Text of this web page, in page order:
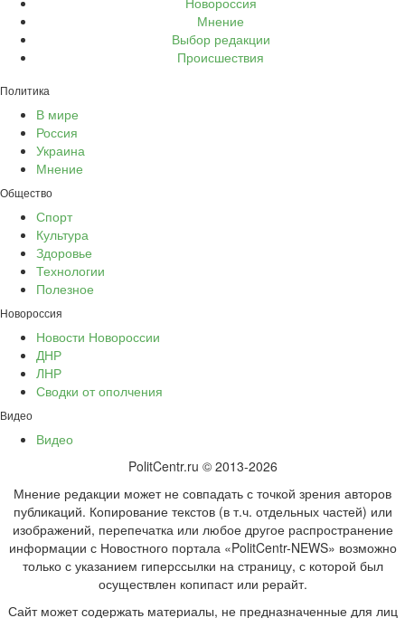
Мнение
Выбор редакции
Происшествия
Политика
В мире
Россия
Украина
Мнение
Общество
Спорт
Культура
Здоровье
Технологии
Полезное
Новороссия
Новости Новороссии
ДНР
ЛНР
Сводки от ополчения
Видео
Видео
PolitCentr.ru © 2013-2026
Мнение редакции может не совпадать с точкой зрения авторов
публикаций. Копирование текстов (в т.ч. отдельных частей) или
изображений, перепечатка или любое другое распространение
информации с Новостного портала «PolitCentr-NEWS» возможно
только с указанием гиперссылки на страницу, с которой был
осуществлен копипаст или рерайт.
Сайт может содержать материалы, не предназначенные для лиц